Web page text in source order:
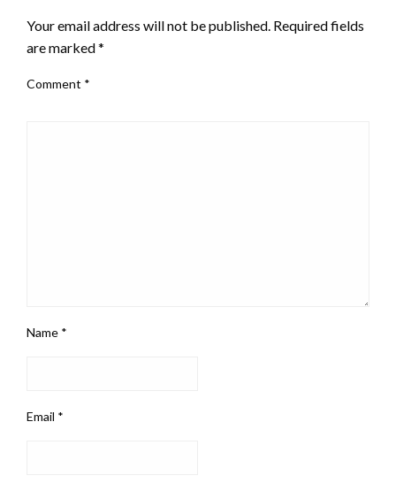
Your email address will not be published. Required fields
are marked*
Comment *
Name *
Email *